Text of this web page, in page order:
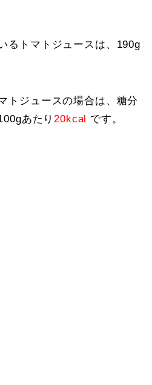
るトマトジュースは、190g
トジュースの場合は、糖分
あたり20kcal です。